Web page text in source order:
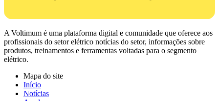
A Voltimum é uma plataforma digital e comunidade que oferece aos
profissionais do setor elétrico notícias do setor, informações sobre
produtos, treinamentos e ferramentas voltadas para o segmento
elétrico.
Mapa do site
Início
Notícias